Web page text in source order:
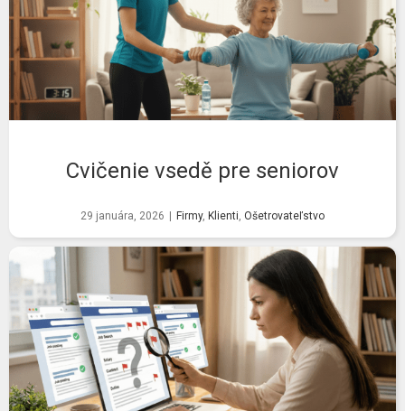
Cvičenie vsedě pre seniorov
29 januára, 2026 Firmy, Klienti, Ošetrovateľstvo